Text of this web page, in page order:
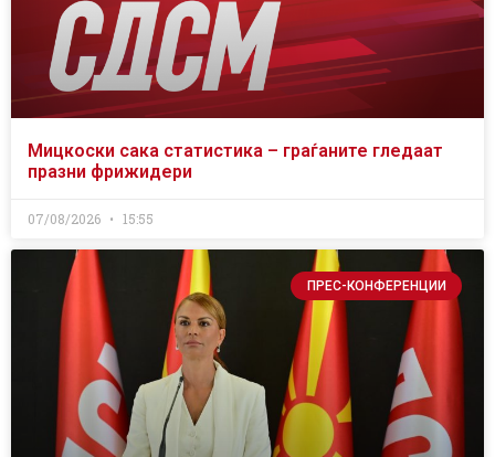
Мицкоски сака статистика – граѓаните гледаат
празни фрижидери
07/08/2026 15:55
ПРЕС-КОНФЕРЕНЦИИ